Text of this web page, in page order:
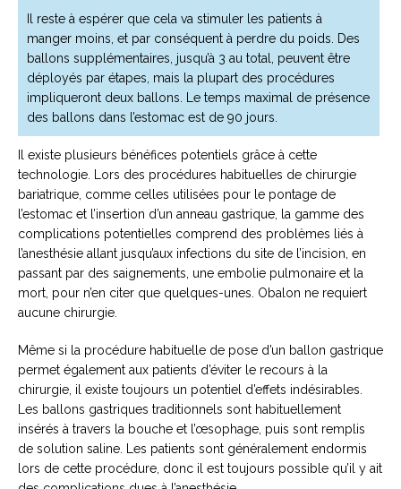
Il reste à espérer que cela va stimuler les patients à
manger moins, et par conséquent à perdre du poids. Des
ballons supplémentaires, jusqu’à 3 au total, peuvent être
déployés par étapes, mais la plupart des procédures
impliqueront deux ballons. Le temps maximal de présence
des ballons dans l’estomac est de 90 jours.
Il existe plusieurs bénéfices potentiels grâce à cette
technologie. Lors des procédures habituelles de chirurgie
bariatrique, comme celles utilisées pour le pontage de
l’estomac et l’insertion d’un anneau gastrique, la gamme des
complications potentielles comprend des problèmes liés à
l’anesthésie allant jusqu’aux infections du site de l’incision, en
passant par des saignements, une embolie pulmonaire et la
mort, pour n’en citer que quelques-unes. Obalon ne requiert
aucune chirurgie.
Même si la procédure habituelle de pose d’un ballon gastrique
permet également aux patients d’éviter le recours à la
chirurgie, il existe toujours un potentiel d’effets indésirables.
Les ballons gastriques traditionnels sont habituellement
insérés à travers la bouche et l’œsophage, puis sont remplis
de solution saline. Les patients sont généralement endormis
lors de cette procédure, donc il est toujours possible qu’il y ait